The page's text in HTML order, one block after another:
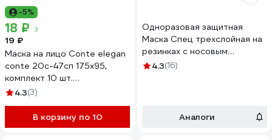
-5%
18 ₽
19 ₽
Маска на лицо Conte elegan
conte 20c-47сп 175x95,
комплект 10 шт.
1004230010010000
4.3(3)
В корзину по 10
Одноразовая защитная
Маска Спец трехслойная на
резинках с носовым
фиксатором 50 шт
4.3(16)
Аналоги